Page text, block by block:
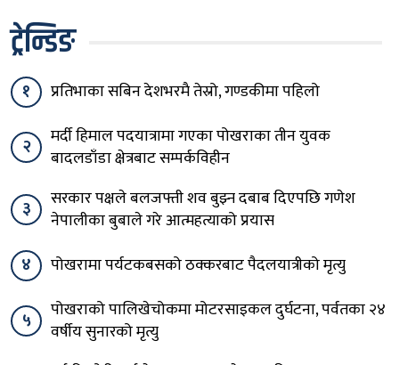
ट्रेन्डिङ
१ प्रतिभाका सबिन देशभरमै तेस्रो, गण्डकीमा पहिलो
२
मर्दी हिमाल पदयात्रामा गएका पोखराका तीन युवक
बादलडाँडा क्षेत्रबाट सम्पर्कविहीन
३
सरकार पक्षले बलजफ्ती शव बुझ्न दबाब दिएपछि गणेश
नेपालीका बुबाले गरे आत्महत्याको प्रयास
४
पोखरामा पर्यटकबसको ठक्करबाट पैदलयात्रीको मृत्यु
५
पोखराको पालिखेचोकमा मोटरसाइकल दुर्घटना, पर्वतका २४
वर्षीय सुनारको मृत्यु